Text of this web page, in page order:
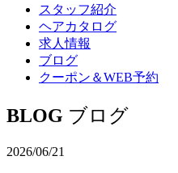
スタッフ紹介
ヘアカタログ
求人情報
ブログ
クーポン＆WEB予約
BLOG ブログ
2026/06/21